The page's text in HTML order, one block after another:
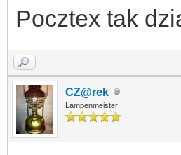
Pocztex tak
CZ@rek
Lampenmeister